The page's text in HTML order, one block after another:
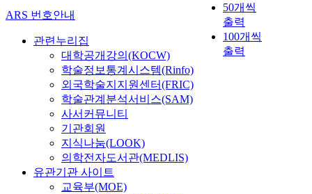
50개씩
출력
100개씩
출력
ARS 번호안내
관련누리집
대학공개강의(KOCW)
학술정보통계시스템(Rinfo)
외국학술지지원센터(FRIC)
학술관계분석서비스(SAM)
사서커뮤니티
기관회원
지식나눔(LOOK)
의학전자도서관(MEDLIS)
유관기관 사이트
교육부(MOE)